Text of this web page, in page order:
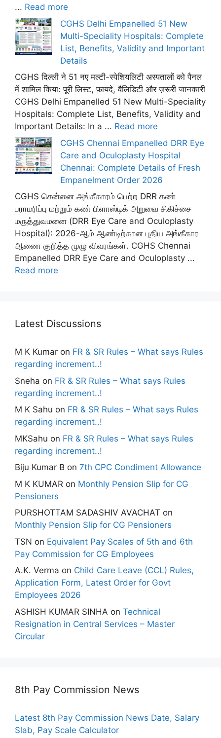
... Read more
CGHS Delhi Empanelled 51 New
Multi-Speciality Hospitals: Complete
List, Benefits, Validity and Important
Details
CGHS दिल्ली ने 51 नए मल्टी-स्पेशियलिटी अस्पतालों को पैनल
में शामिल किया: पूरी लिस्ट, फ़ायदे, वैलिडिटी और ज़रूरी जानकारी
CGHS Delhi Empanelled 51 New Multi-Speciality
Hospitals: Complete List, Benefits, Validity and
Important Details: In a ... Read more
CGHS Chennai Empanelled DRR Eye
Care and Oculoplasty Hospital
Chennai: Complete Details of Fresh
Empanelment Order 2026
CGHS சென்னை அங்கீகாரம் பெற்ற DRR கண்
பராமரிப்பு மற்றும் கண் பிளாஸ்டிக் அறுவை சிகிச்சை
மருத்துவமனை (DRR Eye Care and Oculoplasty
Hospital): 2026-ஆம் ஆண்டிற்கான புதிய அங்கீகார
ஆணை குறித்த முழு விவரங்கள். CGHS Chennai
Empanelled DRR Eye Care and Oculoplasty ...
Read more
Latest Discussions
M K Kumar on FR & SR Rules – What says Rules
regarding increment..!
Sneha on FR & SR Rules – What says Rules
regarding increment..!
M K Sahu on FR & SR Rules – What says Rules
regarding increment..!
MKSahu on FR & SR Rules – What says Rules
regarding increment..!
Biju Kumar B on 7th CPC Condiment Allowance
M K KUMAR on Monthly Pension Slip for CG
Pensioners
PURSHOTTAM SADASHIV AVACHAT on
Monthly Pension Slip for CG Pensioners
TSN on Equivalent Pay Scales of 5th and 6th
Pay Commission for CG Employees
A.K. Verma on Child Care Leave (CCL) Rules,
Application Form, Latest Order for Govt
Employees 2026
ASHISH KUMAR SINHA on Technical
Resignation in Central Services – Master
Circular
8th Pay Commission News
Latest 8th Pay Commission News Date, Salary
Slab, Pay Scale Calculator